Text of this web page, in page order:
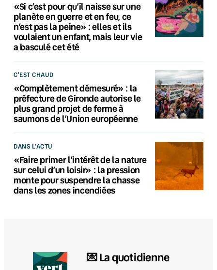
«Si c’est pour qu’il naisse sur une
planète en guerre et en feu, ce
n’est pas la peine» : elles et ils
voulaient un enfant, mais leur vie
a basculé cet été
C'EST CHAUD
«Complètement démesuré» : la
préfecture de Gironde autorise le
plus grand projet de ferme à
saumons de l’Union européenne
DANS L'ACTU
«Faire primer l’intérêt de la nature
sur celui d’un loisir» : la pression
monte pour suspendre la chasse
dans les zones incendiées
💌 La quotidienne